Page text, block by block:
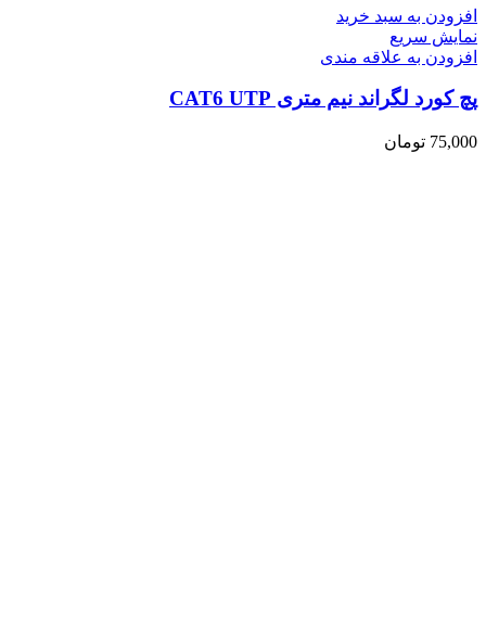
افزودن به سبد خرید
نمایش سریع
افزودن به علاقه مندی
پچ کورد لگراند نیم متری CAT6 UTP
75,000 تومان